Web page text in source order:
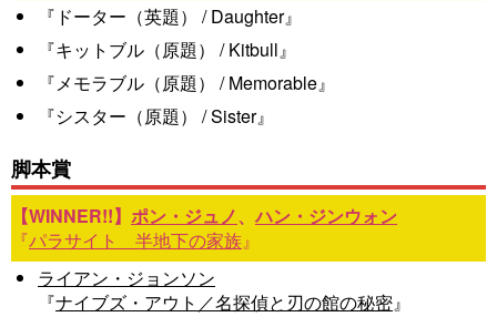
『ドーター（英題） / Daughter』
『キットブル（原題） / Kitbull』
『メモラブル（原題） / Memorable』
『シスター（原題） / Sister』
脚本賞
ポン・ジュノ、ハン・ジンウォン
『パラサイト 半地下の家族』
ライアン・ジョンソン
『ナイブズ・アウト／名探偵と刃の館の秘密』